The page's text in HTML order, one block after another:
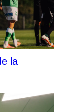
la